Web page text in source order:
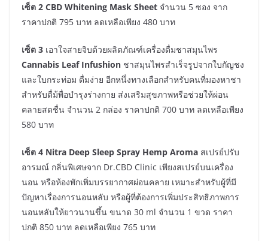
เซ็ต 2 CBD Whitening Mask Sheet จำนวน 5 ซอง จาก
ราคาปกติ 795 บาท ลดเหลือเพียง 480 บาท
เซ็ต 3 เอาใจสายจิบด้วยผลิตภัณฑ์เครื่องดื่มชาสมุนไพร
Cannabis Leaf Infushion ชาสมุนไพรสำเร็จรูปจากใบกัญชง
และใบกระท่อม ดื่มง่าย อีกหนึ่งทางเลือกสำหรับคนที่มองหาชา
สำหรับดื่ม้พื่อบำรุงร่างกาย ส่งเสริมสุขภาพหรือช่วยให้ผ่อน
คลายสดชื่น จำนวน 2 กล่อง ราคาปกติ 700 บาท ลดเหลือเพียง
580 บาท
เซ็ต 4 Nitra Deep Sleep Spray Hemp Aroma สเปรย์ปรับ
อารมณ์ กลิ่นพิเศษจาก Dr.CBD Clinic เพียงสเปรย์บนเครื่อง
นอน หรือห้องพักเพิ่มบรรยากาศผ่อนคลาย เหมาะสำหรับผู้ที่มี
ปัญหาเรื่องการนอนหลับ หรือผู้ที่ต้องการเพิ่มประสิทธิภาพการ
นอนหลับให้ยาวนานขึ้น ขนาด 30 ml จำนวน 1 ขวด ราคา
ปกติ 850 บาท ลดเหลือเพียง 765 บาท